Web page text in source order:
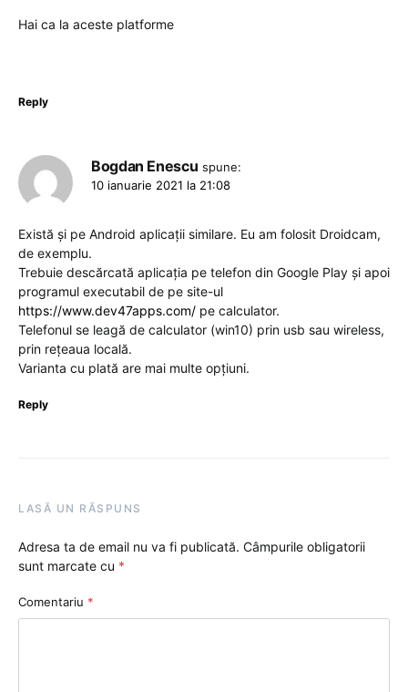
Hai ca la aceste platforme
Reply
Bogdan Enescu spune:
10 ianuarie 2021 la 21:08
Există și pe Android aplicații similare. Eu am folosit Droidcam,
de exemplu.
Trebuie descărcată aplicația pe telefon din Google Play și apoi
programul executabil de pe site-ul
https://www.dev47apps.com/ pe calculator.
Telefonul se leagă de calculator (win10) prin usb sau wireless,
prin rețeaua locală.
Varianta cu plată are mai multe opțiuni.
Reply
LASĂ UN RĂSPUNS
Adresa ta de email nu va fi publicată. Câmpurile obligatorii
sunt marcate cu *
Comentariu *